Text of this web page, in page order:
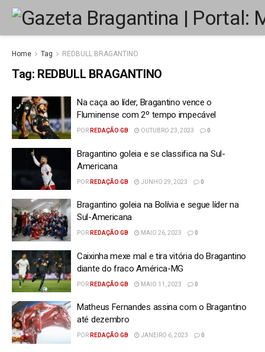
Home Tag REDBULL BRAGANTINO
Tag: REDBULL BRAGANTINO
Na caça ao líder, Bragantino vence o
Fluminense com 2º tempo impecável
POR REDAÇÃO GB OUTUBRO 23, 2023 0
Bragantino goleia e se classifica na Sul-
Americana
POR REDAÇÃO GB JUNHO 29, 2023 0
Bragantino goleia na Bolívia e segue líder na
Sul-Americana
POR REDAÇÃO GB MAIO 26, 2023 0
Caixinha mexe mal e tira vitória do Bragantino
diante do fraco América-MG
POR REDAÇÃO GB MAIO 11, 2023 0
Matheus Fernandes assina com o Bragantino
até dezembro
POR REDAÇÃO GB JANEIRO 6, 2023 0